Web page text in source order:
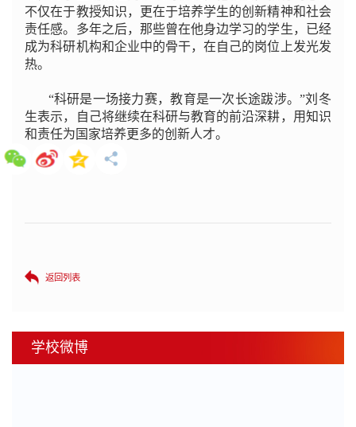
不仅在于教授知识，更在于培养学生的创新精神和社会
责任感。多年之后，那些曾在他身边学习的学生，已经
成为科研机构和企业中的骨干，在自己的岗位上发光发
热。
“科研是一场接力赛，教育是一次长途跋涉。”刘冬
生表示，自己将继续在科研与教育的前沿深耕，用知识
和责任为国家培养更多的创新人才。
返回列表
学校微博